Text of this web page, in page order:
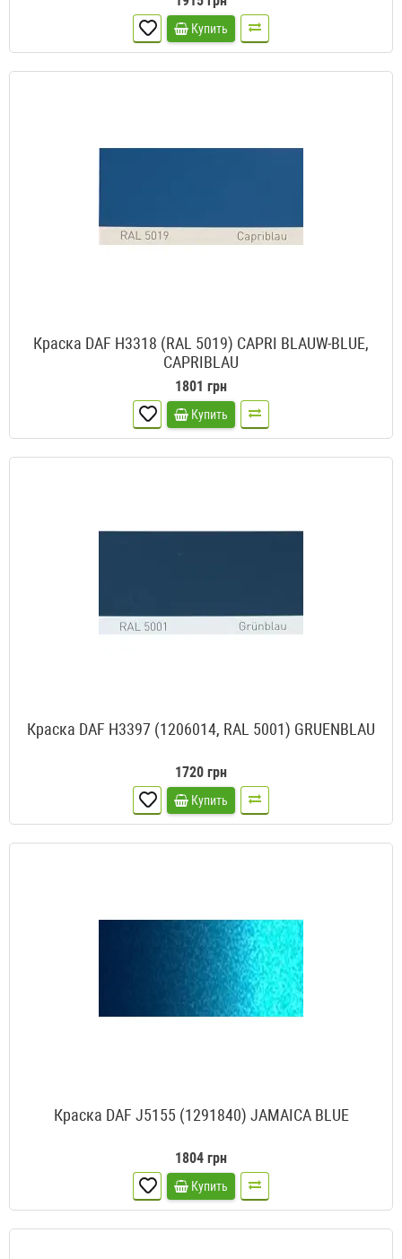
Купить
Краска DAF H3318 (RAL 5019) CAPRI BLAUW-BLUE,
CAPRIBLAU
1801 грн
Купить
Краска DAF H3397 (1206014, RAL 5001) GRUENBLAU
1720 грн
Купить
Краска DAF J5155 (1291840) JAMAICA BLUE
1804 грн
Купить